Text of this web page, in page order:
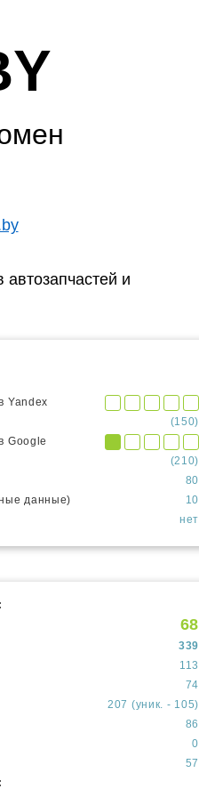
и
Yandex
(150)
Google
(210)
80
данные)
10
нет
68
339
113
74
207 (уник. - 105)
86
0
57